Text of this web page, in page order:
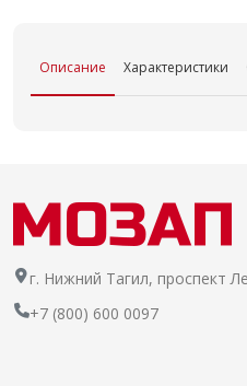
Описание Характеристики
г. Нижний Тагил, проспект
+7 (800) 600 0097